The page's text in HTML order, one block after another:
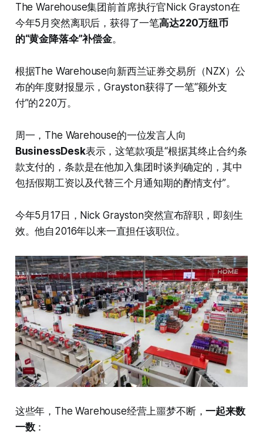
The Warehouse集团前首席执行官Nick Grayston在
今年5月突然离职后，获得了一笔高达220万纽币
的“黄金降落伞”补偿金。
根据The Warehouse向新西兰证券交易所（NZX）公
布的年度财报显示，Grayston获得了一笔“额外支
付”的220万。
周一，The Warehouse的一位发言人向
BusinessDesk表示，这笔款项是“根据其终止合约条
款支付的，条款是在他加入集团时谈判确定的，其中
包括假期工资以及代替三个月通知期的酌情支付”。
今年5月17日，Nick Grayston突然宣布辞职，即刻生
效。他自2016年以来一直担任该职位。
这些年，The Warehouse经营上噩梦不断，一起来数
一数：